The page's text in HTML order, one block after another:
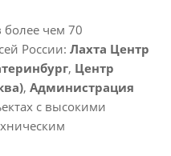
чем 70
России: Лахта Центр
, Центр
, Администрация
с высокими